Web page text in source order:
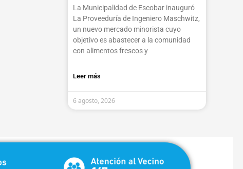
La Municipalidad de Escobar inauguró
La Proveeduría de Ingeniero Maschwitz,
un nuevo mercado minorista cuyo
objetivo es abastecer a la comunidad
con alimentos frescos y
Leer más
6 agosto, 2026